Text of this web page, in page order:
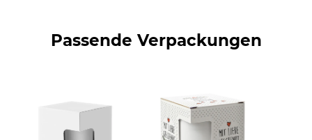
Passende Verpackungen